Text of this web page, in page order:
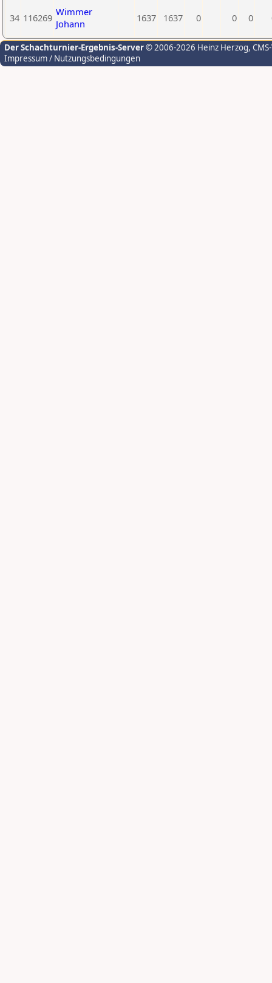
34 116269 Wimmer
Johann
1637 1637 0 0 0
Der Schachturnier-Ergebnis-Server© 2006-2026 Heinz Herzog,
Impressum / Nutzungsbedingungen